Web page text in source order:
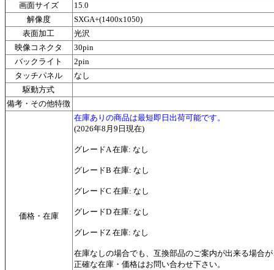
画面サイズ
15.0
解像度
SXGA+(1400x1050)
表面加工
光沢
映像コネクタ
30pin
バックライト
2pin
タッチパネル
なし
駆動方式
備考・その他特徴
価格・在庫
在庫ありの商品は最短即日出荷可能です。
(2026年8月9日現在)
グレードA 在庫: なし
グレードB 在庫: なし
グレードC 在庫: なし
グレードD 在庫: なし
グレードZ 在庫: なし
在庫なしの場合でも、互換部品のご案内が出来る場合
正確な在庫・価格はお問い合わせ下さい。